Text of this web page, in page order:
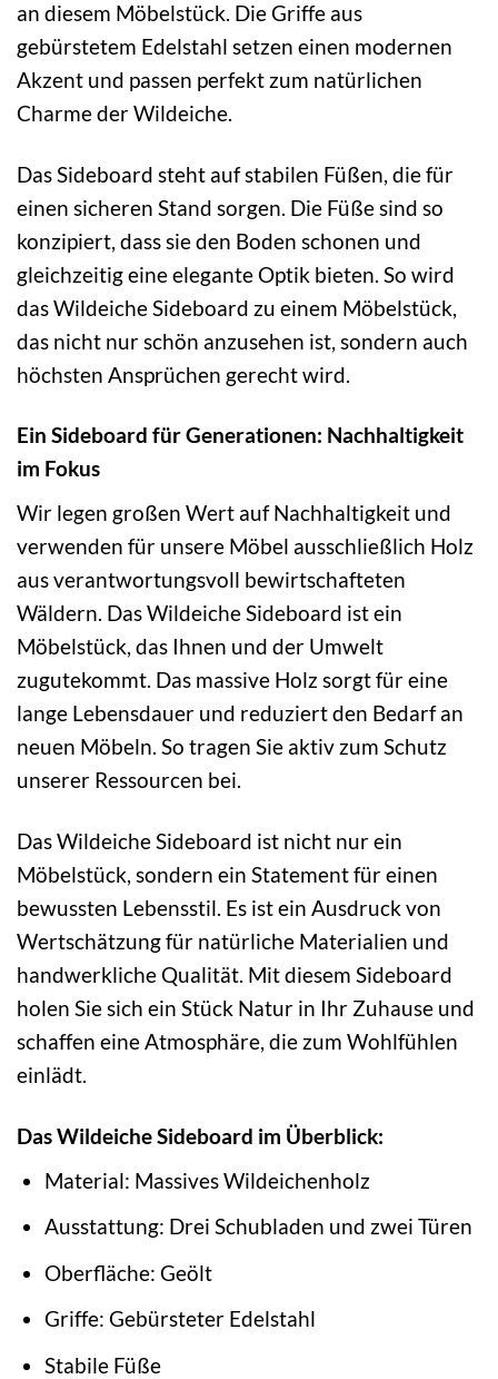
an diesem Möbelstück. Die Griffe aus
gebürstetem Edelstahl setzen einen modernen
Akzent und passen perfekt zum natürlichen
Charme der Wildeiche.
Das Sideboard steht auf stabilen Füßen, die für
einen sicheren Stand sorgen. Die Füße sind so
konzipiert, dass sie den Boden schonen und
gleichzeitig eine elegante Optik bieten. So wird
das Wildeiche Sideboard zu einem Möbelstück,
das nicht nur schön anzusehen ist, sondern auch
höchsten Ansprüchen gerecht wird.
Ein Sideboard für Generationen: Nachhaltigkeit
im Fokus
Wir legen großen Wert auf Nachhaltigkeit und
verwenden für unsere Möbel ausschließlich Holz
aus verantwortungsvoll bewirtschafteten
Wäldern. Das Wildeiche Sideboard ist ein
Möbelstück, das Ihnen und der Umwelt
zugutekommt. Das massive Holz sorgt für eine
lange Lebensdauer und reduziert den Bedarf an
neuen Möbeln. So tragen Sie aktiv zum Schutz
unserer Ressourcen bei.
Das Wildeiche Sideboard ist nicht nur ein
Möbelstück, sondern ein Statement für einen
bewussten Lebensstil. Es ist ein Ausdruck von
Wertschätzung für natürliche Materialien und
handwerkliche Qualität. Mit diesem Sideboard
holen Sie sich ein Stück Natur in Ihr Zuhause und
schaffen eine Atmosphäre, die zum Wohlfühlen
einlädt.
Das Wildeiche Sideboard im Überblick:
Material: Massives Wildeichenholz
Ausstattung: Drei Schubladen und zwei Türen
Oberfläche: Geölt
Griffe: Gebürsteter Edelstahl
Stabile Füße